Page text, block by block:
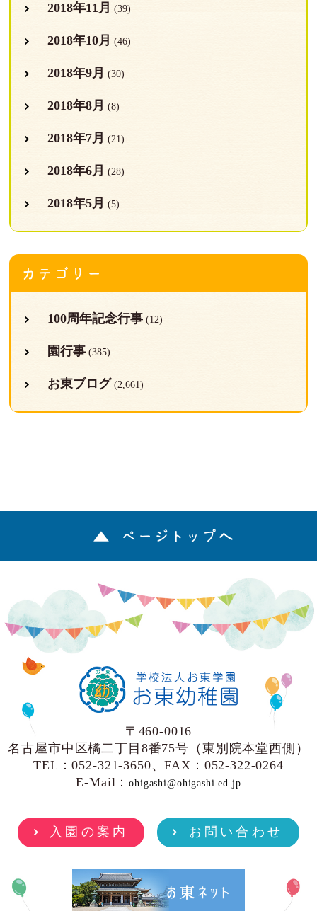
2018年11月 (39)
2018年10月 (46)
2018年9月 (30)
2018年8月 (8)
2018年7月 (21)
2018年6月 (28)
2018年5月 (5)
カテゴリー
100周年記念行事(12)
園行事(385)
お東ブログ (2,661)
ページトップへ
〒460-0016
名古屋市中区橘二丁目8番75号（東別院本堂西側）
TEL：052-321-3650、FAX：052-322-0264
E-Mail：ohigashi@ohigashi.ed.jp
入園の案内 お問い合わせ